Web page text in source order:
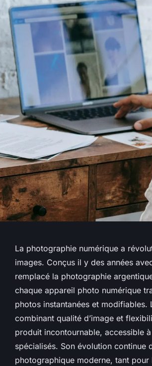
La photographie numérique a
images. Conçus il y des années
remplacé la photographie
chaque appareil photo numérique
photos instantanées et
combinant qualité d’image et
produit incontournable, accessible
spécialisés. Son évolution continue
photographique moderne, tant